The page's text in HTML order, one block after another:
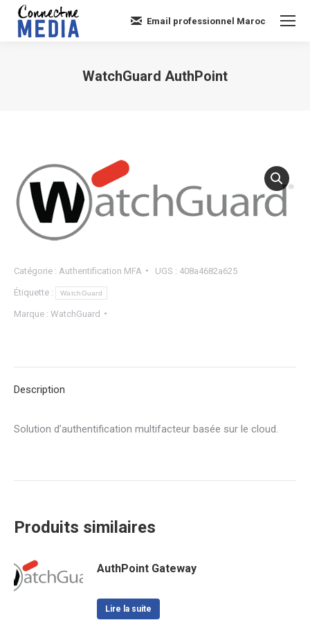
Email professionnel Maroc
WatchGuard AuthPoint
Catégorie : Authentification MFA UGS : 408a4682a625
Étiquette : WatchGuard
Marque : WatchGuard
Description
Solution d’authentification multifacteur basée sur le cloud.
Produits similaires
AuthPoint Gateway
Lire la suite